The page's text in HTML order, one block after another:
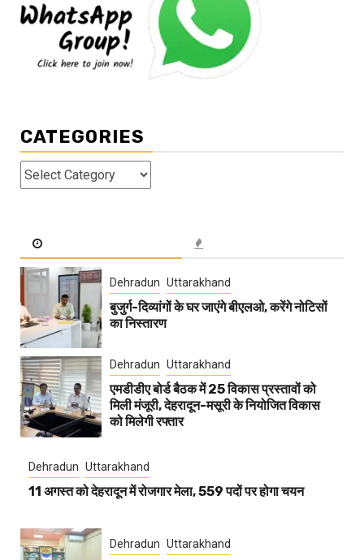
CATEGORIES
Categories
Dehradun Uttarakhand
बुजुर्ग-दिव्यांगों के घर जाएंगे बीएलओ, करेंगे नोटिसों
का निस्तारण
Dehradun Uttarakhand
एमडीडीए बोर्ड बैठक में 25 विकास प्रस्तावों को
मिली मंजूरी, देहरादून-मसूरी के नियोजित विकास
को मिलेगी रफ्तार
Dehradun Uttarakhand
11 अगस्त को देहरादून में रोजगार मेला, 559 पदों पर होगा चयन
Dehradun Uttarakhand